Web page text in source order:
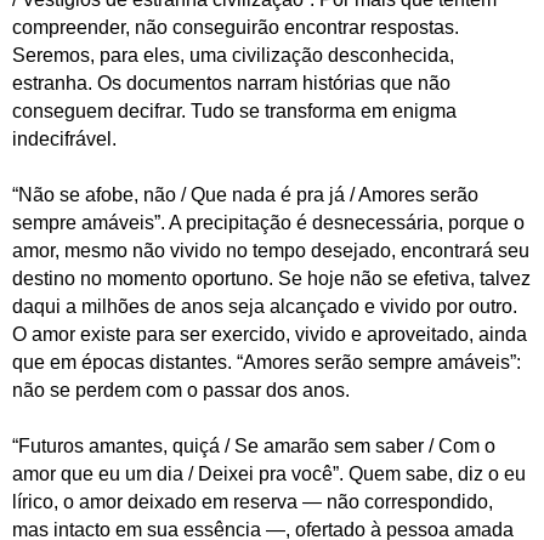
compreender, não conseguirão encontrar respostas.
Seremos, para eles, uma civilização desconhecida,
estranha. Os documentos narram histórias que não
conseguem decifrar. Tudo se transforma em enigma
indecifrável.
“Não se afobe, não / Que nada é pra já / Amores serão
sempre amáveis”. A precipitação é desnecessária, porque o
amor, mesmo não vivido no tempo desejado, encontrará seu
destino no momento oportuno. Se hoje não se efetiva, talvez
daqui a milhões de anos seja alcançado e vivido por outro.
O amor existe para ser exercido, vivido e aproveitado, ainda
que em épocas distantes. “Amores serão sempre amáveis”:
não se perdem com o passar dos anos.
“Futuros amantes, quiçá / Se amarão sem saber / Com o
amor que eu um dia / Deixei pra você”. Quem sabe, diz o eu
lírico, o amor deixado em reserva — não correspondido,
mas intacto em sua essência —, ofertado à pessoa amada